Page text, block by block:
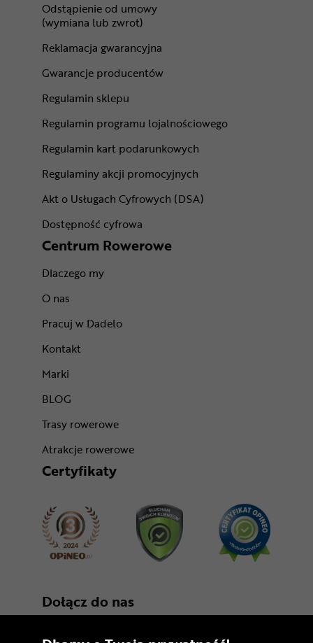
Odstąpienie od umowy
(wymiana lub zwrot)
Reklamacja gwarancyjna
Gwarancje producentów
Regulamin sklepu
Regulamin programu lojalnościowego
Regulamin kart podarunkowych
Regulaminy akcji promocyjnych
Akt o Usługach Cyfrowych (DSA)
Dostępność cyfrowa
Centrum Rowerowe
Dlaczego my
O nas
Pracuj w Dadelo
Kontakt
Marki
BLOG
Trasy rowerowe
Atrakcje rowerowe
Certyfikaty
Dołącz do nas